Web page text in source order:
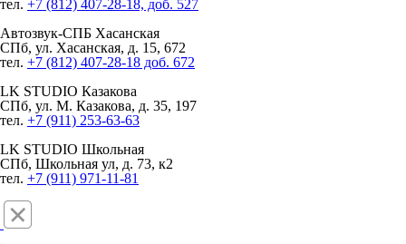
тел. +7 (812) 407-28-18, доб. 527
Автозвук-СПБ Хасанская
СПб, ул. Хасанская, д. 15, 672
тел. +7 (812) 407-28-18 доб. 672
LK STUDIO Казакова
СПб, ул. М. Казакова, д. 35, 197
тел. +7 (911) 253-63-63
LK STUDIO Школьная
СПб, Школьная ул, д. 73, к2
тел. +7 (911) 971-11-81